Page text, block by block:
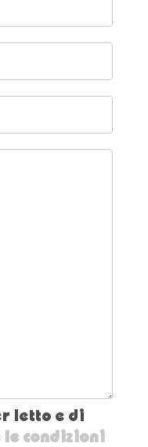
letto e di
condizioni